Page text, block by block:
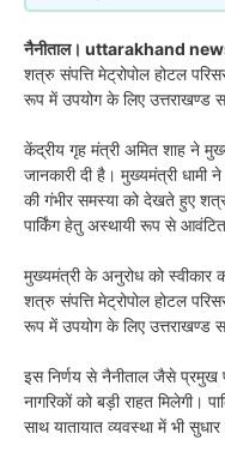
नैनीताल। uttarakhand
शत्रु संपत्ति मेट्रोपोल होटल
रूप में उपयोग के लिए उत्तराखण्ड
केंद्रीय गृह मंत्री अमित शाह ने
जानकारी दी है। मुख्यमंत्री धामी
की गंभीर समस्या को देखते हुए
पार्किंग हेतु अस्थायी रूप से
मुख्यमंत्री के अनुरोध को स्वीकार
शत्रु संपत्ति मेट्रोपोल होटल
रूप में उपयोग के लिए उत्तराखण्ड
इस निर्णय से नैनीताल जैसे प्रमुख
नागरिकों को बड़ी राहत मिलेगी।
साथ यातायात व्यवस्था में भी सुधार